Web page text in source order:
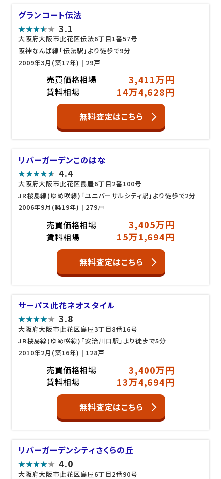
グランコート伝法
3.1
大阪府大阪市此花区伝法6丁目1番57号
阪神なんば線「伝法駅」より徒歩で9分
2009年3月(築17年) | 29戸
売買価格相場 3,411万円
賃料相場 14万4,628円
無料査定はこちら
リバーガーデンこのはな
4.4
大阪府大阪市此花区島屋6丁目2番100号
JR桜島線(ゆめ咲線)「ユニバーサルシティ駅」より徒歩で2分
2006年9月(築19年) | 279戸
売買価格相場 3,405万円
賃料相場 15万1,694円
無料査定はこちら
サーパス此花ネオスタイル
3.8
大阪府大阪市此花区島屋3丁目8番16号
JR桜島線(ゆめ咲線)「安治川口駅」より徒歩で5分
2010年2月(築16年) | 128戸
売買価格相場 3,400万円
賃料相場 13万4,694円
無料査定はこちら
リバーガーデンシティさくらの丘
4.0
大阪府大阪市此花区島屋6丁目2番90号